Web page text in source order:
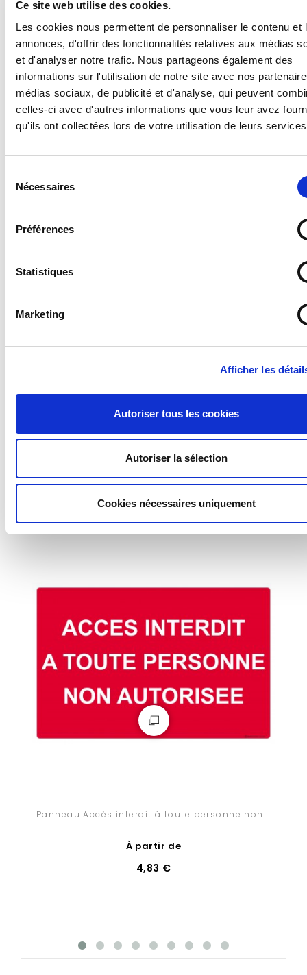
Ce site web utilise des cookies.
Les cookies nous permettent de personnaliser le contenu et
annonces, d'offrir des fonctionnalités relatives aux médias
et d'analyser notre trafic. Nous partageons également des
informations sur l'utilisation de notre site avec nos
médias sociaux, de publicité et d'analyse, qui peuvent
celles-ci avec d'autres informations que vous leur avez
qu'ils ont collectées lors de votre utilisation de leurs
Nécessaires
Préférences
Statistiques
Marketing
Afficher les
Autoriser tous les cookies
Autoriser la sélection
Cookies nécessaires uniquement
Supports disponibles :
- Forex 2 mm (pvc expansé pour un panneau en
plastique standard, léger et résistant)
- Vitrophanie (autocollant à poser sur une vitre en
intérieur pour une visibilité de l'extérieur)
- Vinyle adhésif (autocollant standard)
- Dibond 3 mm (aluminium composite)
Quel support choisir ?
Avez-vous pensé à la pose ?
Nous vous proposons une sélection d'accessoires
DANS LA MÊME
CATÉGORIE
Panneau Accès interdit à toute personne non...
À partir de
4,83 €